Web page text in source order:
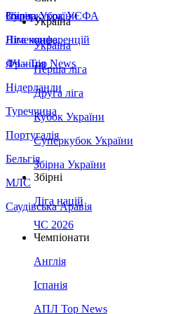
Збірна України
Італія
Німеччина
Франція
Нідерланди
Туреччина
Португалія
Бельгія
МЛС
Саудівська Аравія
Суперкубок УЄФА
Ліга конференцій
ЛЧ - Top News
Україна
Україна
Перша ліга
Друга ліга
Кубок України
Суперкубок України
Збірна України
Збірні
Ліга націй
ЧС 2026
Чемпіонати
Англія
Іспанія
АПЛ Top News